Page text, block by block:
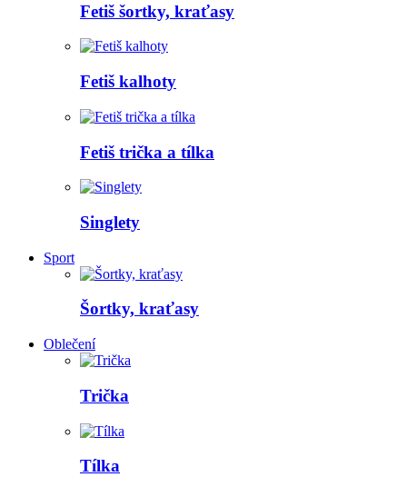
Fetiš šortky, kraťasy
Fetiš kalhoty
Fetiš trička a tílka
Singlety
Sport
Šortky, kraťasy
Oblečení
Trička
Tílka